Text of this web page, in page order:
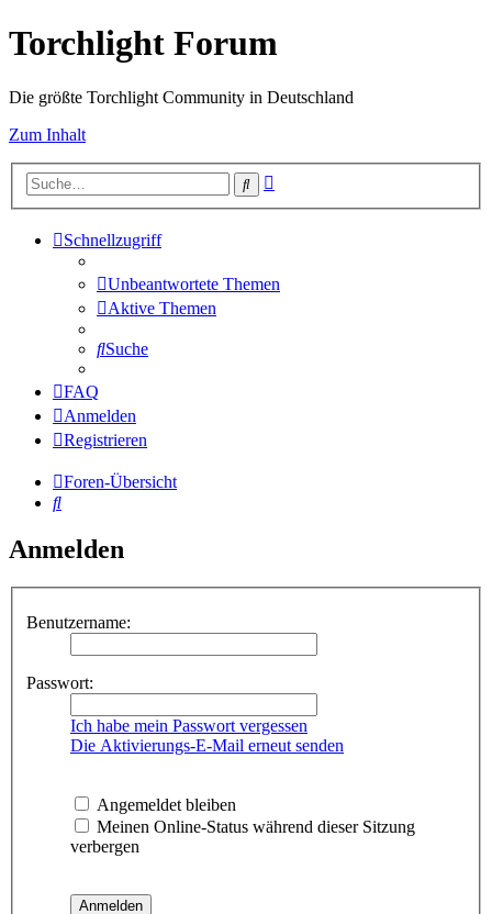
Torchlight Forum
Die größte Torchlight Community in Deutschland
Zum Inhalt
Suche
Schnellzugriff
Unbeantwortete Themen
Aktive Themen
Suche
FAQ
Anmelden
Registrieren
Foren-Übersicht
Suche
Anmelden
Benutzername:
Passwort:
Ich habe mein Passwort vergessen
Die Aktivierungs-E-Mail erneut senden
Angemeldet bleiben
Meinen Online-Status während dieser Sitzung
verbergen